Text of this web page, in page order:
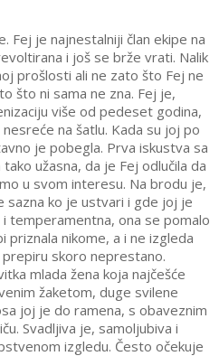
Fej je najnestalniji član ekipe na
i još se brže vrati. Nalik
prošlosti ali ne zato što Fej ne
što ni sama ne zna. Fej je,
više od pedeset godina,
na šatlu. Kada su joj po
je pobegla. Prva iskustva sa
užasna, da je Fej odlučila da
u svom interesu. Na brodu je,
sazna ko je ustvari i gde joj je
temperamentna, ona se pomalo
priznala nikome, a i ne izgleda
skoro neprestano.
mlada žena koja najčešće
žaketom, duge svilene
joj je do ramena, s obaveznim
Svadljiva je, samoljubiva i
izgledu. Često očekuje